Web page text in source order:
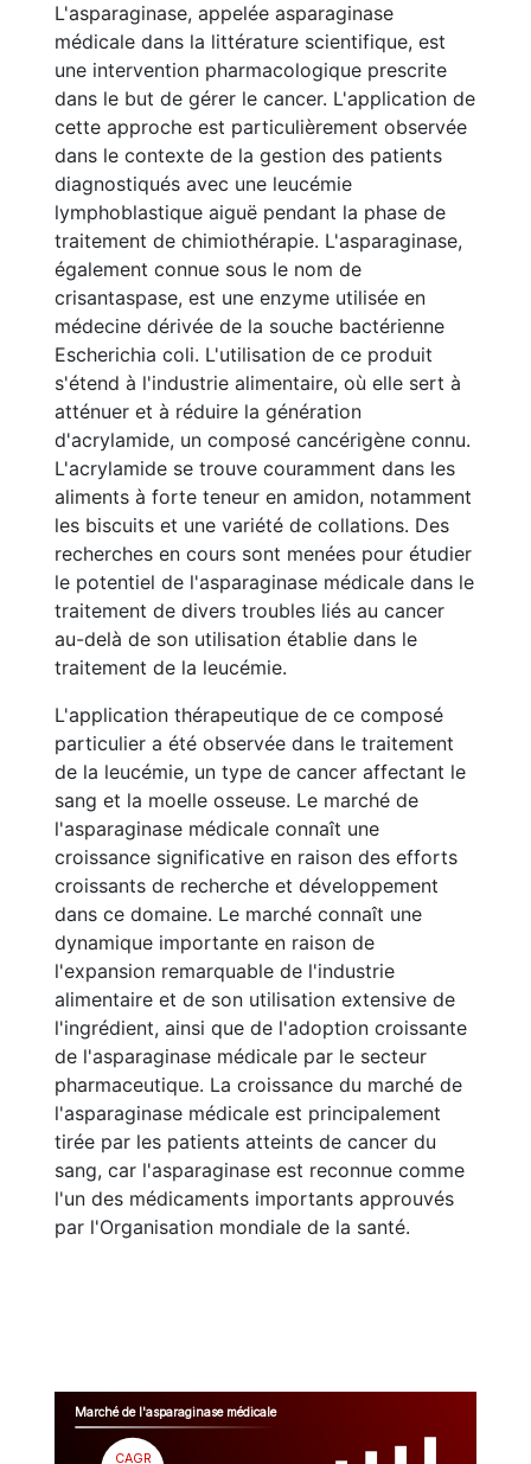
L'asparaginase, appelée asparaginase
médicale dans la littérature scientifique, est
une intervention pharmacologique prescrite
dans le but de gérer le cancer. L'application de
cette approche est particulièrement observée
dans le contexte de la gestion des patients
diagnostiqués avec une leucémie
lymphoblastique aiguë pendant la phase de
traitement de chimiothérapie. L'asparaginase,
également connue sous le nom de
crisantaspase, est une enzyme utilisée en
médecine dérivée de la souche bactérienne
Escherichia coli. L'utilisation de ce produit
s'étend à l'industrie alimentaire, où elle sert à
atténuer et à réduire la génération
d'acrylamide, un composé cancérigène connu.
L'acrylamide se trouve couramment dans les
aliments à forte teneur en amidon, notamment
les biscuits et une variété de collations. Des
recherches en cours sont menées pour étudier
le potentiel de l'asparaginase médicale dans le
traitement de divers troubles liés au cancer
au-delà de son utilisation établie dans le
traitement de la leucémie.
L'application thérapeutique de ce composé
particulier a été observée dans le traitement
de la leucémie, un type de cancer affectant le
sang et la moelle osseuse. Le marché de
l'asparaginase médicale connaît une
croissance significative en raison des efforts
croissants de recherche et développement
dans ce domaine. Le marché connaît une
dynamique importante en raison de
l'expansion remarquable de l'industrie
alimentaire et de son utilisation extensive de
l'ingrédient, ainsi que de l'adoption croissante
de l'asparaginase médicale par le secteur
pharmaceutique. La croissance du marché de
l'asparaginase médicale est principalement
tirée par les patients atteints de cancer du
sang, car l'asparaginase est reconnue comme
l'un des médicaments importants approuvés
par l'Organisation mondiale de la santé.
Marché de l'asparaginase médicale
CAGR